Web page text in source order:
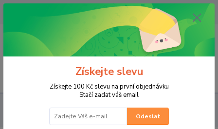
OPAVA 733537099/HLUČÍN
734541648/OLOMOUC 734593593
0,00 CZK
PRO STROJE NÁHRADNÍ DÍLY ČTYŘKOLKY
Náhradní díly
čtyřkolky ostat.
variátor
Získejte slevu
Získejte 100 Kč slevu na první objednávku
Stačí zadat váš email
Odeslat